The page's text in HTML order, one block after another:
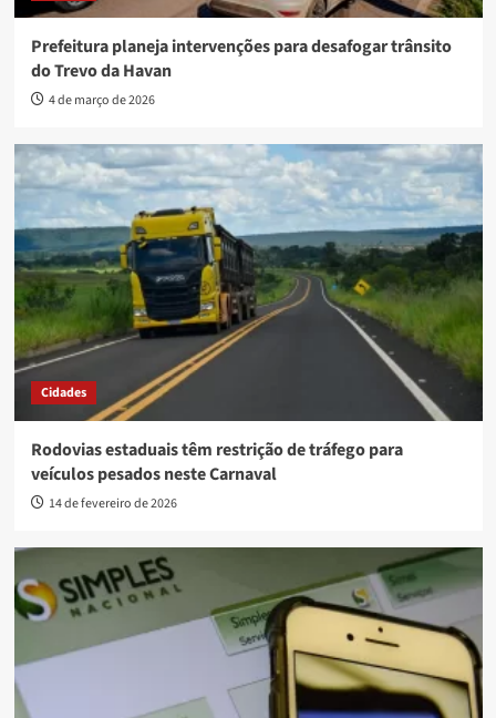
Prefeitura planeja intervenções para desafogar trânsito
do Trevo da Havan
4 de março de 2026
Cidades
Rodovias estaduais têm restrição de tráfego para
veículos pesados neste Carnaval
14 de fevereiro de 2026